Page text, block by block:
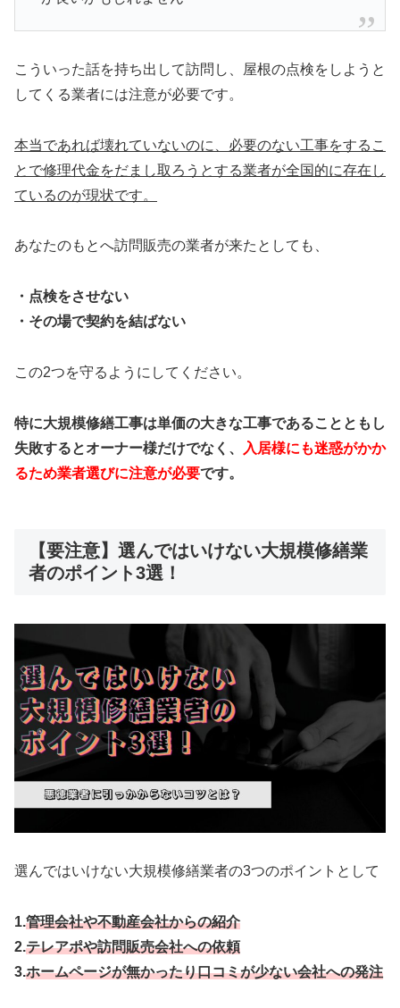
こういった話を持ち出して訪問し、屋根の点検をしようと
してくる業者には注意が必要です。
本当であれば壊れていないのに、必要のない工事をするこ
とで修理代金をだまし取ろうとする業者が全国的に存在し
ているのが現状です。
あなたのもとへ訪問販売の業者が来たとしても、
・点検をさせない
・その場で契約を結ばない
この2つを守るようにしてください。
特に大規模修繕工事は単価の大きな工事であることともし
失敗するとオーナー様だけでなく、
入居様にも迷惑がかか
るため業者選びに注意が必要です。
【要注意】選んではいけない大規模修繕業
者のポイント3選！
選んではいけない大規模修繕業者の3つのポイントとして
1.管理会社や不動産会社からの紹介
2.テレアポや訪問販売会社への依頼
3.ホームページが無かったり口コミが少ない会社への発注